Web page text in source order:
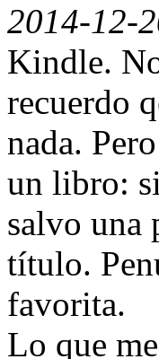
2014-12-
Kindle.
recuerdo
nada.
un libro:
salvo una
título.
favorita.
Lo que